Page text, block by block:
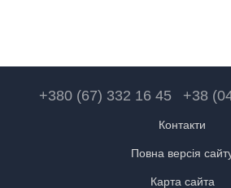
+380 (67) 332 16 45 +38
Контакти
Повна версія
Карта сайта